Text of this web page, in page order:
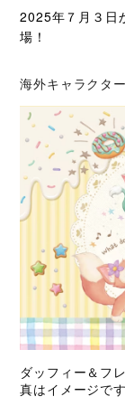
2025年７月３日
場！
海外キャラクタ
ダッフィー＆フ
真はイメージ